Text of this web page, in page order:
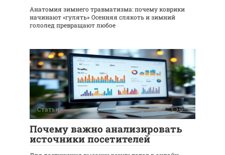
Анатомия зимнего травматизма: почему коврики
начинают «гулять» Осенняя слякоть и зимний
гололед превращают любое
Статьи 0
Почему важно анализировать
источники посетителей